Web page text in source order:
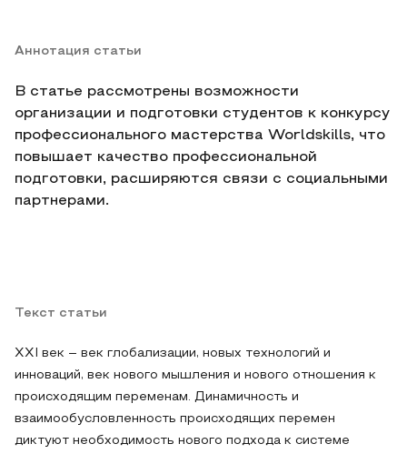
Аннотация статьи
В статье рассмотрены возможности
организации и подготовки студентов к конкурсу
профессионального мастерства Worldskills, что
повышает качество профессиональной
подготовки, расширяются связи с социальными
партнерами.
Текст статьи
XXI век – век глобализации, новых технологий и
инноваций, век нового мышления и нового отношения к
происходящим переменам. Динамичность и
взаимообусловленность происходящих перемен
диктуют необходимость нового подхода к системе